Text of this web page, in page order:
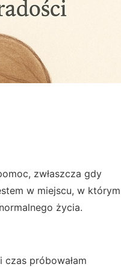
zwłaszcza gdy
w miejscu, w którym
życia.
czas próbowałam